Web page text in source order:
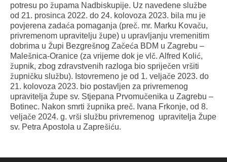
potresu po župama Nadbiskupije. Uz navedene službe
od 21. prosinca 2022. do 24. kolovoza 2023. bila mu je
povjerena zadaća pomaganja (preč. mr. Marku Kovaču,
privremenom upravitelju župe) u upravljanju vremenitim
dobrima u Župi Bezgrešnog Začeća BDM u Zagrebu –
Malešnica-Oranice (za vrijeme dok je vlč. Alfred Kolić,
župnik, zbog zdravstvenih razloga bio spriječen vršiti
župničku službu). Istovremeno je od 1. veljače 2023. do
21. kolovoza 2023. bio postavljen za privremenog
upravitelja Župe sv. Stjepana Prvomučenika u Zagrebu –
Botinec. Nakon smrti župnika preč. Ivana Frkonje, od 8.
veljače 2024. g. vrši službu privremenog upravitelja Župe
sv. Petra Apostola u Zaprešiću.